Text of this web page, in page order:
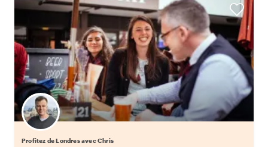
Profitez de Londres avec Chris